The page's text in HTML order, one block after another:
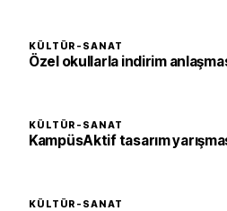
KÜLTÜR-SANAT
Özel okullarla indirim
KÜLTÜR-SANAT
KampüsAktif tasarım
KÜLTÜR-SANAT